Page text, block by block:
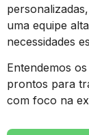
uma equipe
necessidades
Entendemos
prontos para
com foco na